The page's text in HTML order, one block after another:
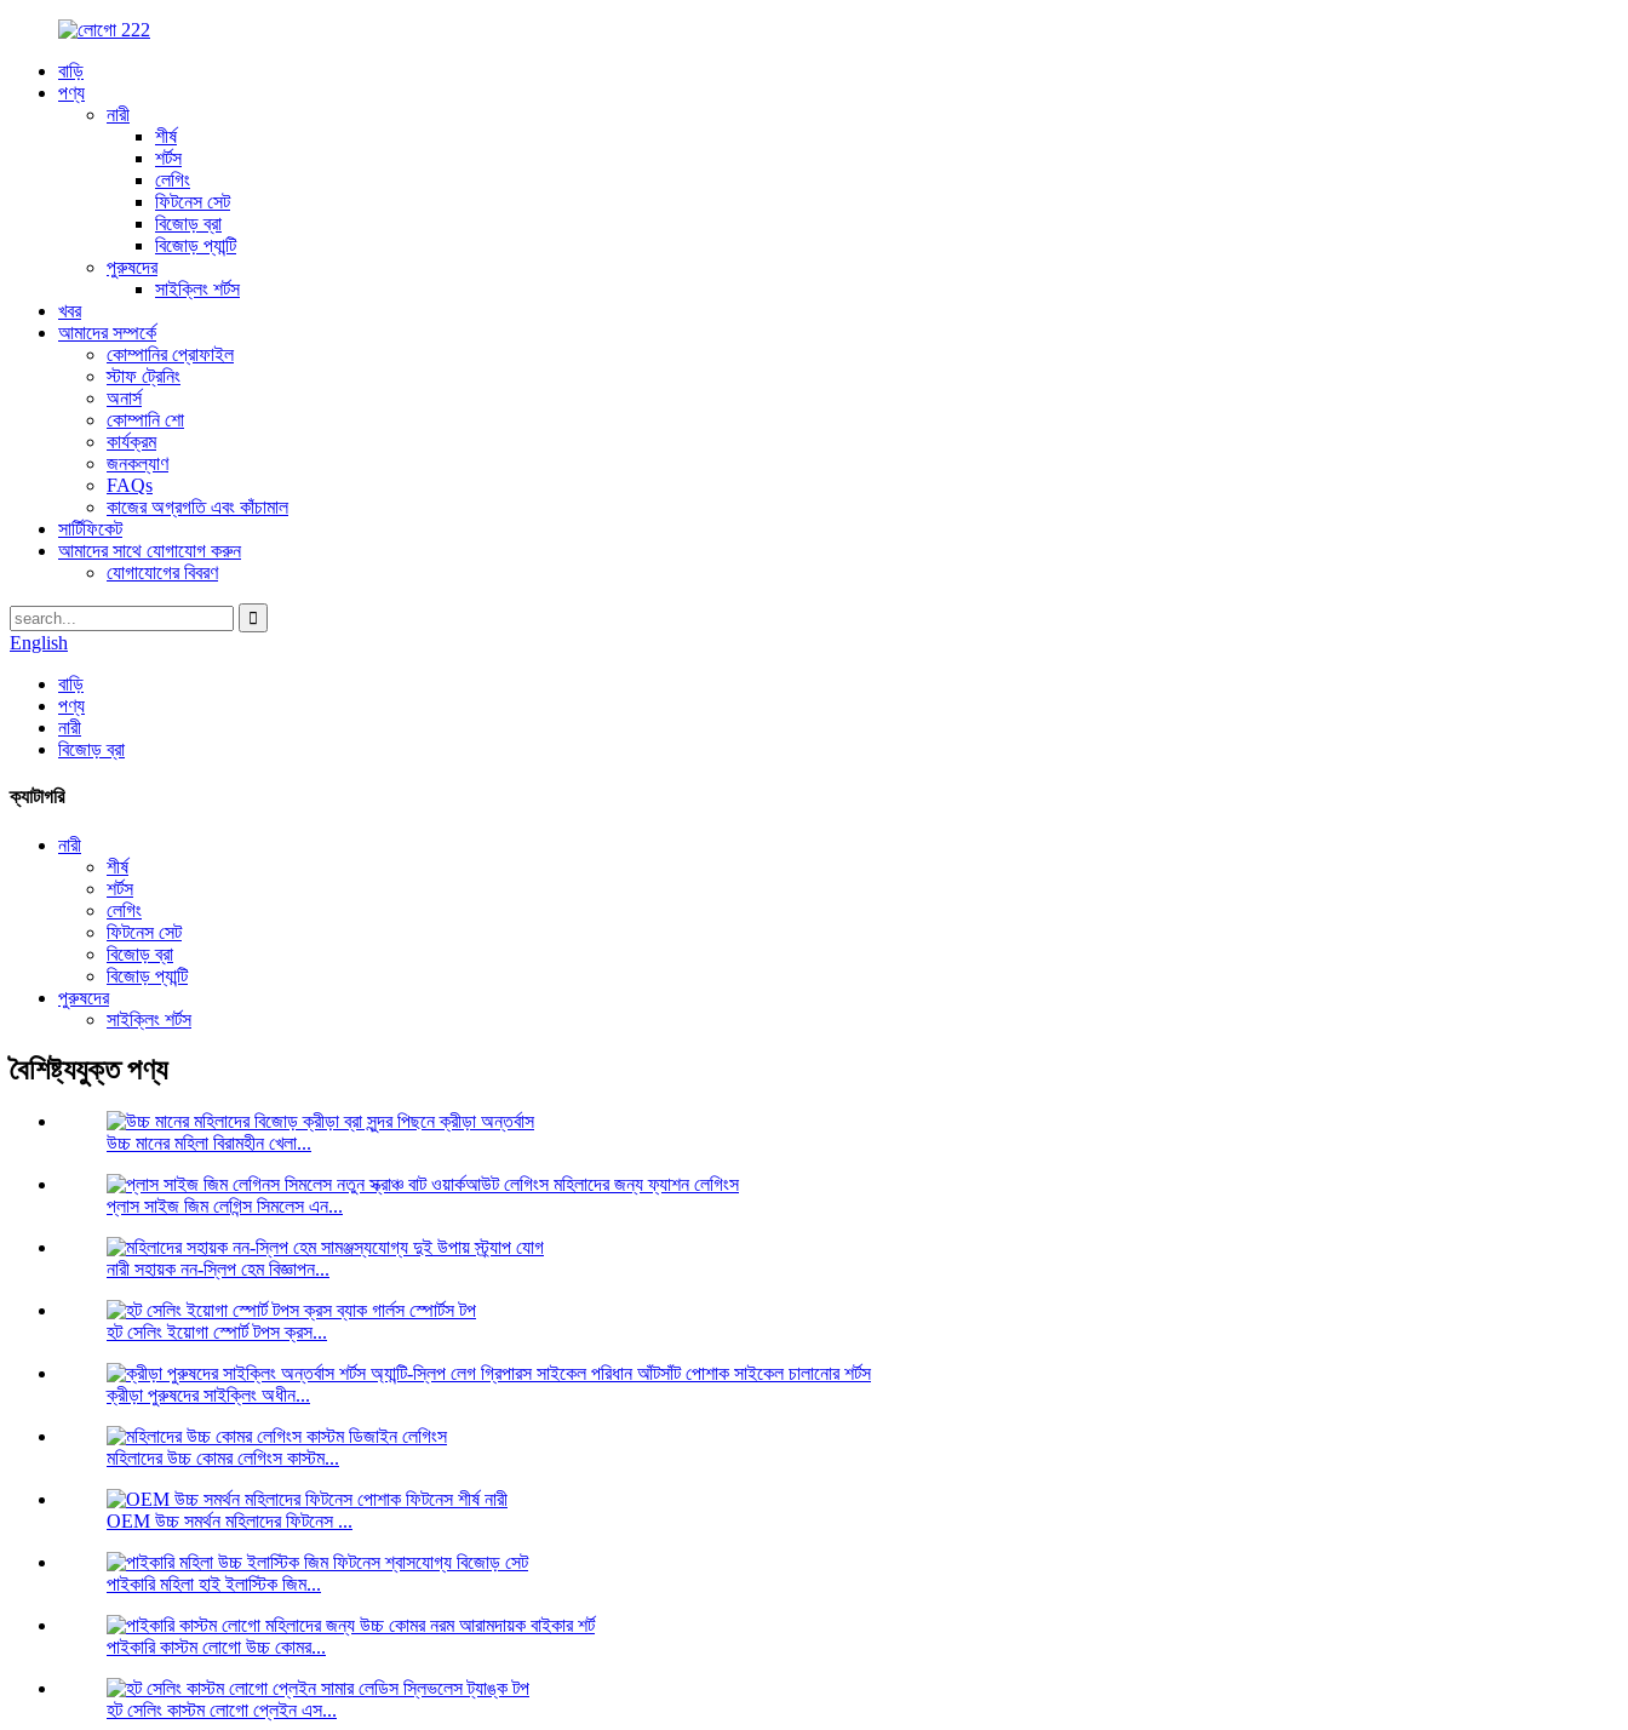
বাড়ি
পণ্য
নারী
শীর্ষ
শর্টস
লেগিং
ফিটনেস সেট
বিজোড় ব্রা
বিজোড় প্যান্টি
পুরুষদের
সাইক্লিং শর্টস
খবর
আমাদের সম্পর্কে
কোম্পানির প্রোফাইল
স্টাফ ট্রেনিং
অনার্স
কোম্পানি শো
কার্যক্রম
জনকল্যাণ
FAQs
কাজের অগ্রগতি এবং কাঁচামাল
সার্টিফিকেট
আমাদের সাথে যোগাযোগ করুন
যোগাযোগের বিবরণ
English
বাড়ি
পণ্য
নারী
বিজোড় ব্রা
ক্যাটাগরি
নারী
শীর্ষ
শর্টস
লেগিং
ফিটনেস সেট
বিজোড় ব্রা
বিজোড় প্যান্টি
পুরুষদের
সাইক্লিং শর্টস
বৈশিষ্ট্যযুক্ত পণ্য
উচ্চ মানের মহিলা বিরামহীন খেলা...
প্লাস সাইজ জিম লেগিন্স সিমলেস এন...
নারী সহায়ক নন-স্লিপ হেম বিজ্ঞাপন...
হট সেলিং ইয়োগা স্পোর্ট টপস ক্রস...
ক্রীড়া পুরুষদের সাইক্লিং অধীন...
মহিলাদের উচ্চ কোমর লেগিংস কাস্টম...
OEM উচ্চ সমর্থন মহিলাদের ফিটনেস ...
পাইকারি মহিলা হাই ইলাস্টিক জিম...
পাইকারি কাস্টম লোগো উচ্চ কোমর...
হট সেলিং কাস্টম লোগো প্লেইন এস...